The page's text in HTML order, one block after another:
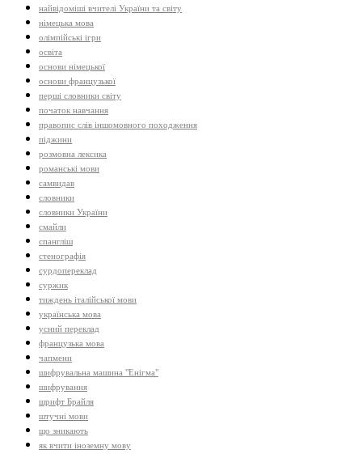
найвідоміші вчителі України та світу
німецька мова
олімпійські ігри
освіта
основи німецької
основи французької
перші словники світу
початок навчання
правопис слів іншомовного походження
піджини
розмовна лексика
романські мови
самвидав
словники
словники України
смайли
спангліш
стенографія
сурдопереклад
суржик
тиждень італійської мови
українська мова
усний переклад
французька мова
чапмени
шифрувальна машина "Енігма"
шифрування
шрифт Брайля
штучні мови
що зникають
як вчити іноземну мову